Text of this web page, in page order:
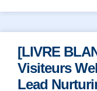
[LIVRE
Visiteurs
Lead